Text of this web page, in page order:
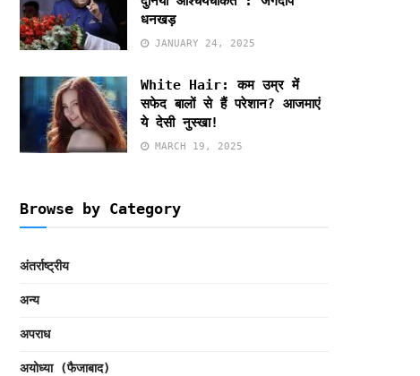
धनखड़
JANUARY 24, 2025
White Hair: कम उम्र में
सफेद बालों से हैं परेशान? आजमाएं
ये देसी नुस्खा!
MARCH 19, 2025
Browse by Category
अंतर्राष्ट्रीय
अन्य
अपराध
अयोध्या (फैजाबाद)